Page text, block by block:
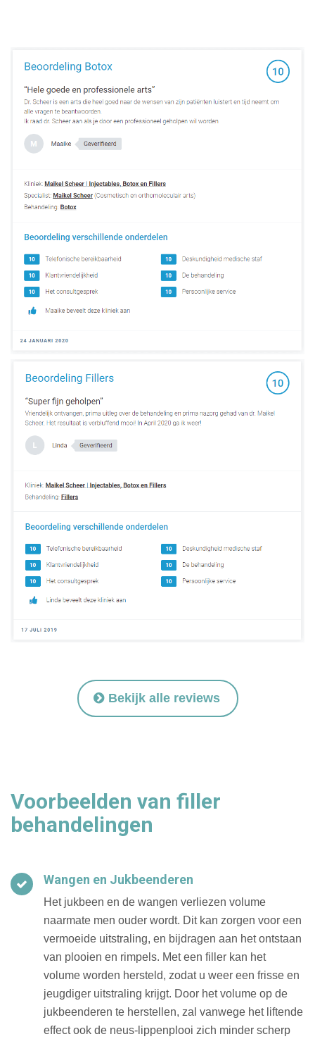
Bekijk alle reviews
Voorbeelden van filler
behandelingen
Wangen en Jukbeenderen
Het jukbeen en de wangen verliezen volume
naarmate men ouder wordt. Dit kan zorgen voor een
vermoeide uitstraling, en bijdragen aan het ontstaan
van plooien en rimpels. Met een filler kan het
volume worden hersteld, zodat u weer een frisse en
jeugdiger uitstraling krijgt. Door het volume op de
jukbeenderen te herstellen, zal vanwege het liftende
effect ook de neus-lippenplooi zich minder scherp